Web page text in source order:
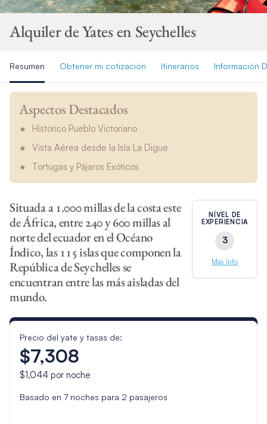
Alquiler de Yates en Seychelles
Resumen Obtener mi cotización Itinerarios Información
Aspectos Destacados
Histórico Pueblo Victoriano
Vista Aérea desde la Isla La Digue
Tortugas y Pájaros Exóticos
NÍVEL DE
EXPERIENCIA
3
Más Info
Situada a 1.000 millas de la costa este
de África, entre 240 y 600 millas al
norte del ecuador en el Océano
Índico, las 115 islas que componen la
República de Seychelles se
encuentran entre las más aisladas del
mundo.
Precio del yate y tasas de:
$7,308
$1,044 por noche
Basado en 7noches para 2 pasajeros